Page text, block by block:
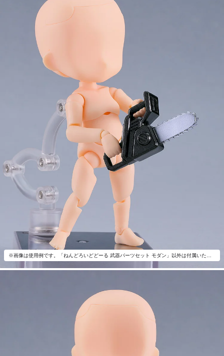
※画像は使用例です。「ねんどろいどどーる 武器パーツセット モダン」以外は付属いたしません。